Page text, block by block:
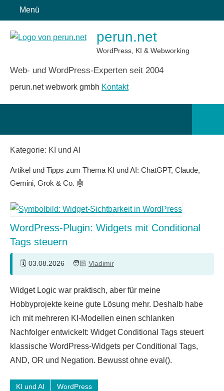
Inhalt
springen
Menü
perun.net
WordPress, KI & Webworking
Web- und WordPress-Experten seit 2004
perun.net webwork gmbh Kontakt
Kategorie: KI und AI
Artikel und Tipps zum Thema KI und AI: ChatGPT, Claude,
Gemini, Grok & Co. 🤖
WordPress-Plugin: Widgets mit Conditional
Tags steuern
03.08.2026 Vladimir
Kommentare
Widget Logic war praktisch, aber für meine
Hobbyprojekte keine gute Lösung mehr. Deshalb habe
ich mit mehreren KI-Modellen einen schlanken
Nachfolger entwickelt: Widget Conditional Tags steuert
klassische WordPress-Widgets per Conditional Tags,
AND, OR und Negation. Bewusst ohne eval().
KI und AI WordPress